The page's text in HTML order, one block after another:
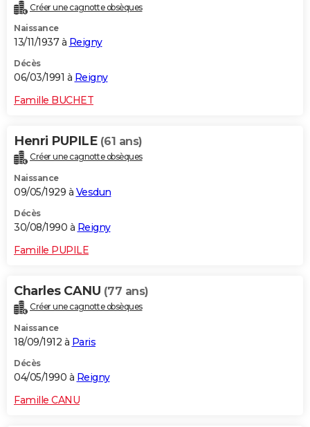
Créer une cagnotte obsèques
Naissance
13/11/1937 à Reigny
Décès
06/03/1991 à Reigny
Famille BUCHET
Henri PUPILE (61 ans)
Créer une cagnotte obsèques
Naissance
09/05/1929 à Vesdun
Décès
30/08/1990 à Reigny
Famille PUPILE
Charles CANU (77 ans)
Créer une cagnotte obsèques
Naissance
18/09/1912 à Paris
Décès
04/05/1990 à Reigny
Famille CANU